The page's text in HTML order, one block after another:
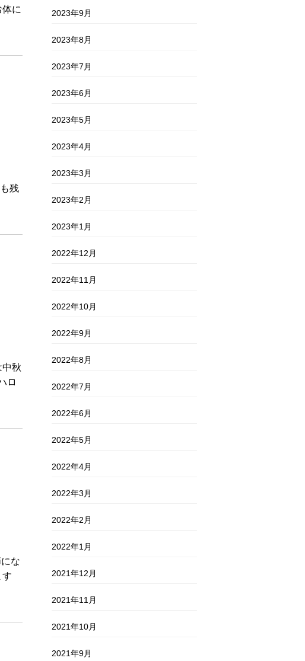
に
残
秋
ロ
な
す
2023年9月
2023年8月
2023年7月
2023年6月
2023年5月
2023年4月
2023年3月
2023年2月
2023年1月
2022年12月
2022年11月
2022年10月
2022年9月
2022年8月
2022年7月
2022年6月
2022年5月
2022年4月
2022年3月
2022年2月
2022年1月
2021年12月
2021年11月
2021年10月
2021年9月